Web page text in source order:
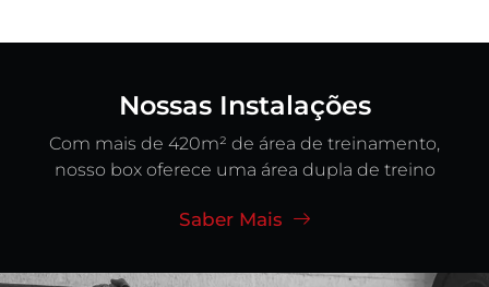
Nossas Instalações
Com mais de 420m² de área de treinamento,
nosso box oferece uma área dupla de treino
Saber Mais